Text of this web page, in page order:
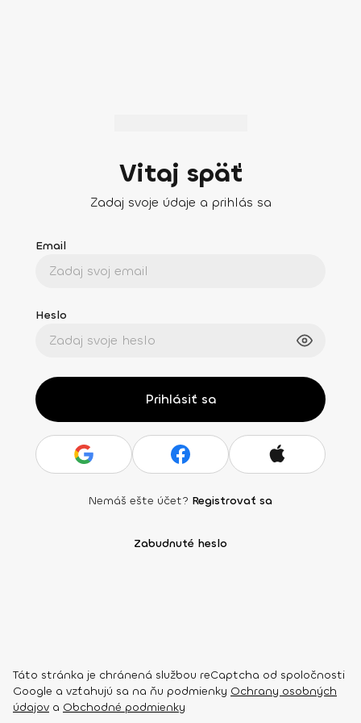
Vitaj späť
Zadaj svoje údaje a prihlás sa
Email
Heslo
Prihlásiť sa
Nemáš ešte účet? Registrovať sa
Zabudnuté heslo
Táto stránka je chránená službou reCaptcha od spoločnosti
Google a vzťahujú sa na ňu podmienky Ochrany osobných
údajov a Obchodné podmienky